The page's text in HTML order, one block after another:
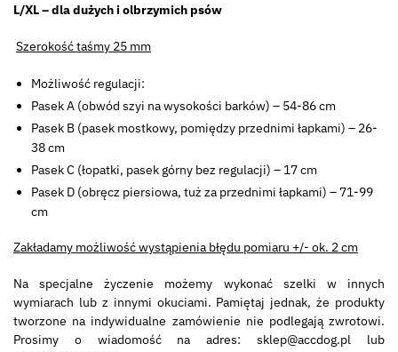
L/XL – dla dużych i olbrzymich psów
Szerokość taśmy 25 mm
Możliwość regulacji:
Pasek A (obwód szyi na wysokości barków) – 54-86 cm
Pasek B (pasek mostkowy, pomiędzy przednimi łapkami) – 26-
38 cm
Pasek C (łopatki, pasek górny bez regulacji) – 17 cm
Pasek D (obręcz piersiowa, tuż za przednimi łapkami) – 71-99
cm
Zakładamy możliwość wystąpienia błędu pomiaru +/- ok. 2 cm
Na specjalne życzenie możemy wykonać szelki w innych
wymiarach lub z innymi okuciami. Pamiętaj jednak, że produkty
tworzone na indywidualne zamówienie nie podlegają zwrotowi.
Prosimy o wiadomość na adres: sklep@accdog.pl lub